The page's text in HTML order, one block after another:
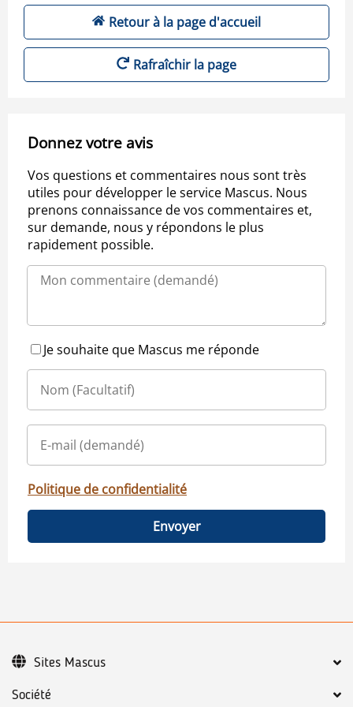
Retour à la page d'accueil
Rafraîchir la page
Donnez votre avis
Vos questions et commentaires nous sont très
utiles pour développer le service Mascus. Nous
prenons connaissance de vos commentaires et,
sur demande, nous y répondons le plus
rapidement possible.
Je souhaite que Mascus me réponde
Politique de confidentialité
Envoyer
Société
Sites Mascus